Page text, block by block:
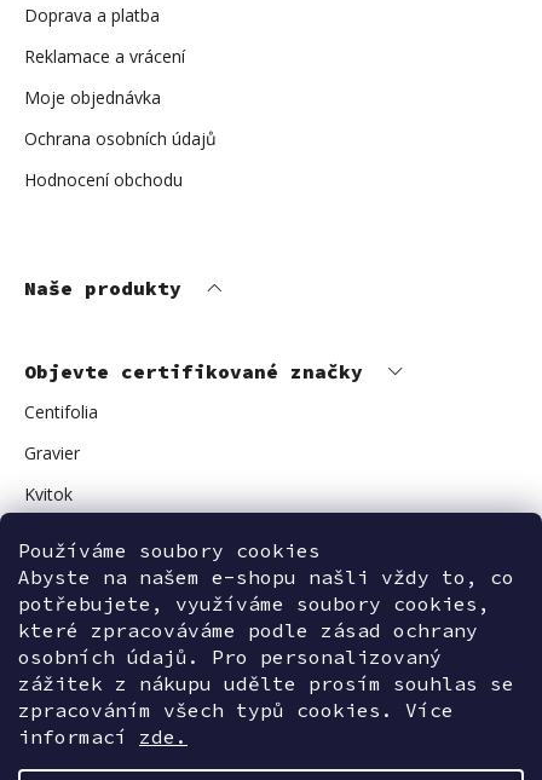
Používáme soubory cookies
Abyste na našem e-shopu našli vždy to, co
potřebujete, využíváme soubory cookies,
které zpracováváme podle zásad ochrany
osobních údajů. Pro personalizovaný
zážitek z nákupu udělte prosím souhlas se
zpracováním všech typů cookies. Více
informací zde.
Doprava a platba
Reklamace a vrácení
Moje objednávka
Ochrana osobních údajů
Hodnocení obchodu
Naše produkty
Objevte certifikované značky
Centifolia
Gravier
Kvitok
Avant Skincare
Sonnentor
Kontaktujte nás